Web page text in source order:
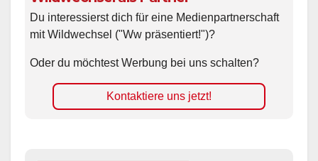
Du interessierst dich für eine Medienpartnerschaft
mit Wildwechsel ("Ww präsentiert!")?
Oder du möchtest Werbung bei uns schalten?
Kontaktiere uns jetzt!